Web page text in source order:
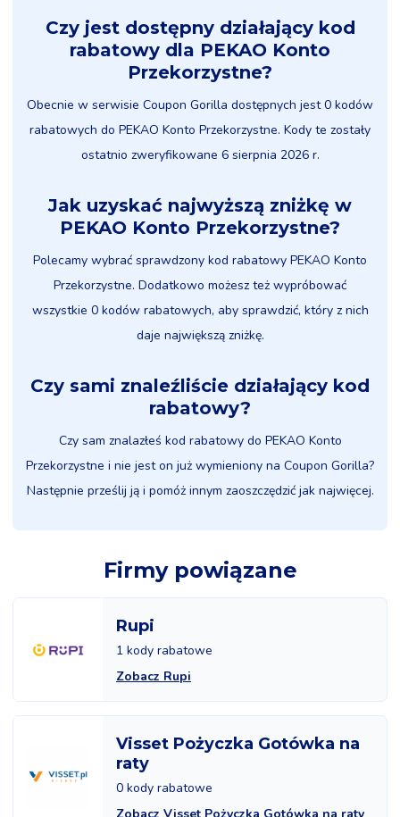
Czy jest dostępny działający kod
rabatowy dla PEKAO Konto
Przekorzystne?
Obecnie w serwisie Coupon Gorilla dostępnych jest 0 kodów
rabatowych do PEKAO Konto Przekorzystne. Kody te zostały
ostatnio zweryfikowane 6 sierpnia 2026 r.
Jak uzyskać najwyższą zniżkę w
PEKAO Konto Przekorzystne?
Polecamy wybrać sprawdzony kod rabatowy PEKAO Konto
Przekorzystne. Dodatkowo możesz też wypróbować
wszystkie 0 kodów rabatowych, aby sprawdzić, który z nich
daje największą zniżkę.
Czy sami znaleźliście działający kod
rabatowy?
Czy sam znalazłeś kod rabatowy do PEKAO Konto
Przekorzystne i nie jest on już wymieniony na Coupon Gorilla?
Następnie prześlij ją i pomóż innym zaoszczędzić jak najwięcej.
Firmy powiązane
Rupi
1 kody rabatowe
Zobacz Rupi
Visset Pożyczka Gotówka na
raty
0 kody rabatowe